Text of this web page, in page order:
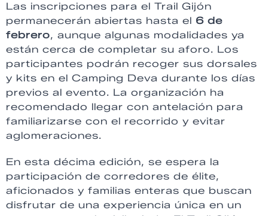
Las inscripciones para el Trail Gijón
permanecerán abiertas hasta el 6 de
febrero, aunque algunas modalidades ya
están cerca de completar su aforo. Los
participantes podrán recoger sus dorsales
y kits en el Camping Deva durante los días
previos al evento. La organización ha
recomendado llegar con antelación para
familiarizarse con el recorrido y evitar
aglomeraciones.
En esta décima edición, se espera la
participación de corredores de élite,
aficionados y familias enteras que buscan
disfrutar de una experiencia única en un